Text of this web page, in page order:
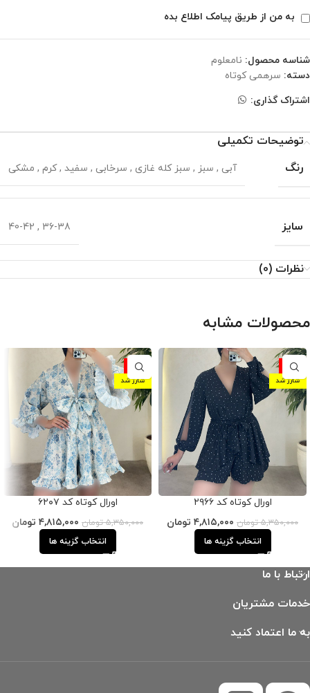
به من از طریق پیامک اطلاع بده
شناسه محصول: نامعلوم
دسته: سرهمی کوتاه
اشتراک گذاری:
توضیحات تکمیلی
رنگ
آبی , سبز , سبز کله غازی , سرخابی , سفید ,کرم , مشکی
سایز 36-38
,
40-42
نظرات (0)
محصولات مشابه
-10%
شارژ شد
اورال کوتاه کد ۲۹۶۶
۵,۳۵۰,۰۰۰ تومان ۴,۸۱۵,۰۰۰ تومان
انتخاب گزینه ها
-10%
شارژ شد
اورال کوتاه کد ۶۲۰۷
۵,۳۵۰,۰۰۰ تومان ۴,۸۱۵,۰۰۰ تومان
انتخاب گزینه ها
ارتباط با ما
خدمات مشتریان
به ما اعتماد کنید